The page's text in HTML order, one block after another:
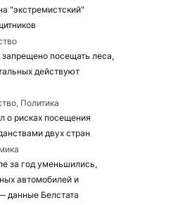
"экстремистский"
посещать леса,
действуют
Политика
рисках посещения
двух стран
за год уменьшились,
автомобилей и
данные Белстата